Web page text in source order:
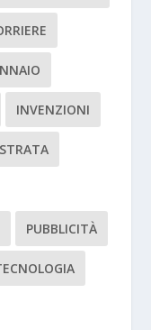
INVENZIONI
PUBBLICITÀ